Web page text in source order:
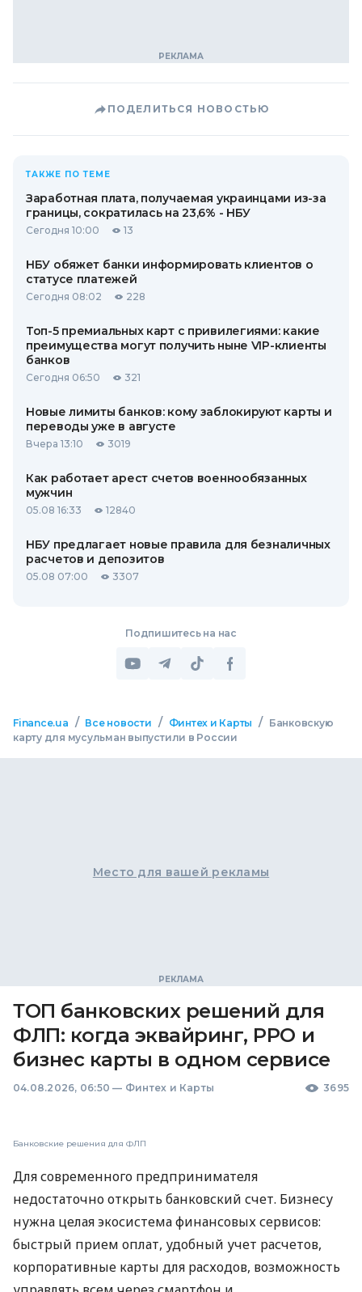
ПОДЕЛИТЬСЯ НОВОСТЬЮ
ТАКЖЕ ПО ТЕМЕ
Заработная плата, получаемая украинцами из-за
границы, сократилась на 23,6% - НБУ
Сегодня 10:00 13
НБУ обяжет банки информировать клиентов о
статусе платежей
Сегодня 08:02 228
Топ-5 премиальных карт с привилегиями: какие
преимущества могут получить ныне VIP-клиенты
банков
Сегодня 06:50 321
Новые лимиты банков: кому заблокируют карты и
переводы уже в августе
Вчера 13:10 3019
Как работает арест счетов военнообязанных
мужчин
05.08 16:33 12840
НБУ предлагает новые правила для безналичных
расчетов и депозитов
05.08 07:00 3307
Подпишитесь на нас
Finance.ua / Все новости / Финтех и Карты /
Банковскую
карту для мусульман выпустили в России
Место для вашей рекламы
ТОП банковских решений для
ФЛП: когда эквайринг, РРО и
бизнес карты в одном сервисе
04.08.2026, 06:50 — Финтех и Карты 3695
Банковские решения для ФЛП
Для современного предпринимателя
недостаточно открыть банковский счет. Бизнесу
нужна целая экосистема финансовых сервисов:
быстрый прием оплат, удобный учет расчетов,
корпоративные карты для расходов, возможность